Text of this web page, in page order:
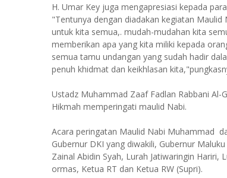
H. Umar Key juga mengapresiasi kepada
"Tentunya dengan diadakan kegiatan
untuk kita semua,. mudah-mudahan kita
memberikan apa yang kita miliki kepada
semua tamu undangan yang sudah hadir
penuh khidmat dan keikhlasan
Ustadz Muhammad Zaaf Fadlan Rabbani
Hikmah memperingati maulid Nabi.
Acara peringatan Maulid Nabi Muhammad
Gubernur DKI yang diwakili, Gubernur
Zainal Abidin Syah, Lurah Jatiwaringin
ormas, Ketua RT dan Ketua RW (Supri).